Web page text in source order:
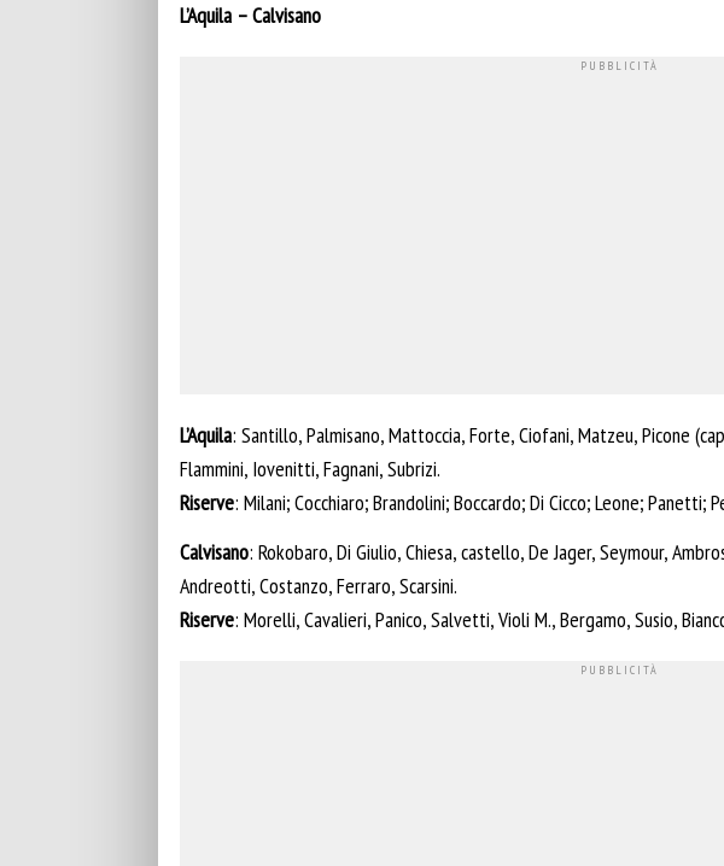
L’Aquila – Calvisano
L’Aquila: Santillo, Palmisano, Mattoccia, Forte, Ciofani, Matzeu, Picone
Flammini, Iovenitti, Fagnani, Subrizi.
Riserve: Milani; Cocchiaro; Brandolini; Boccardo; Di Cicco; Leone; Panetti;
Calvisano: Rokobaro, Di Giulio, Chiesa, castello, De Jager, Seymour,
Andreotti, Costanzo, Ferraro, Scarsini.
Riserve: Morelli, Cavalieri, Panico, Salvetti, Violi M., Bergamo, Susio,